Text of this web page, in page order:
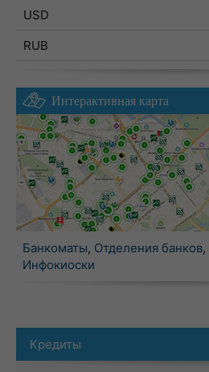
USD
RUB
Интерактивная карта
Банкоматы, Отделения банков,
Инфокиоски
Кредиты